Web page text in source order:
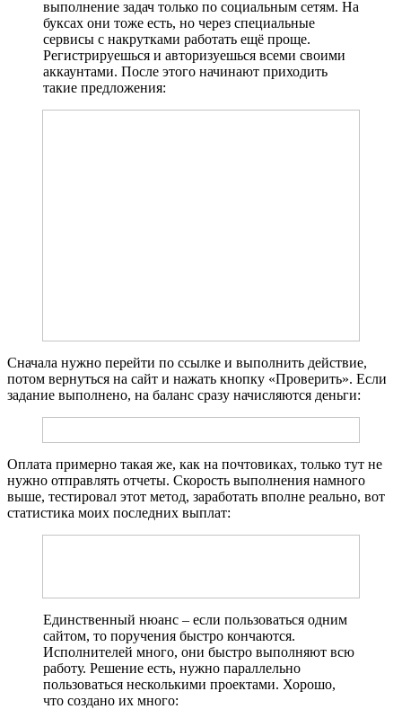
выполнение задач только по социальным сетям. На
буксах они тоже есть, но через специальные
сервисы с накрутками работать ещё проще.
Регистрируешься и авторизуешься всеми своими
аккаунтами. После этого начинают приходить
такие предложения:
Сначала нужно перейти по ссылке и выполнить действие,
потом вернуться на сайт и нажать кнопку «Проверить». Если
задание выполнено, на баланс сразу начисляются деньги:
Оплата примерно такая же, как на почтовиках, только тут не
нужно отправлять отчеты. Скорость выполнения намного
выше, тестировал этот метод, заработать вполне реально, вот
статистика моих последних выплат:
Единственный нюанс – если пользоваться одним
сайтом, то поручения быстро кончаются.
Исполнителей много, они быстро выполняют всю
работу. Решение есть, нужно параллельно
пользоваться несколькими проектами. Хорошо,
что создано их много: